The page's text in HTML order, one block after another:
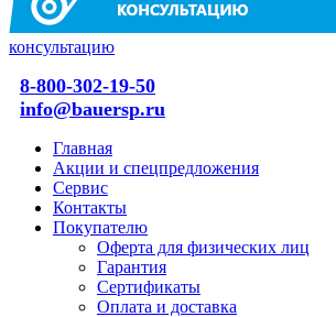
консультацию
8-800-302-19-50
info@bauersp.ru
Главная
Акции и спецпредложения
Сервис
Контакты
Покупателю
Оферта для физических лиц
Гарантия
Сертификаты
Оплата и доставка